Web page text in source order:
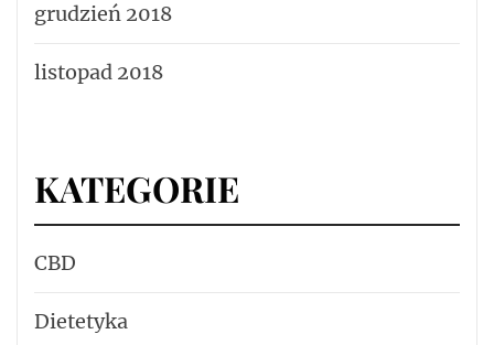
grudzień 2018
listopad 2018
KATEGORIE
CBD
Dietetyka